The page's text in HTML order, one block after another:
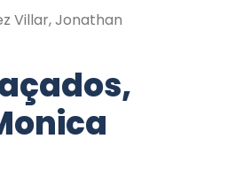
Villar, Jonathan